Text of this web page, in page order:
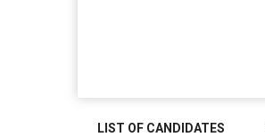
LIST OF CANDIDATES